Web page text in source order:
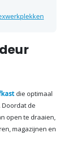
die optimaal
de
open te draaien,
magazijnen en